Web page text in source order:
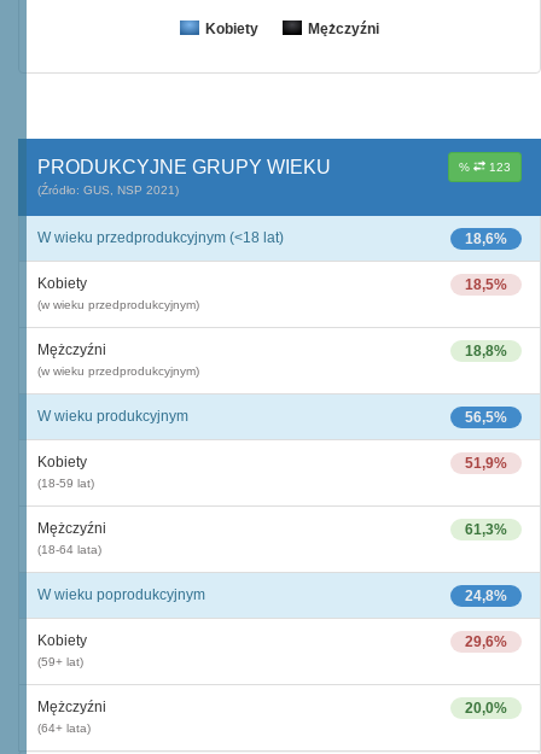
Kobiety Mężczyźni
% 123
PRODUKCYJNE GRUPY WIEKU
(Źródło: GUS, NSP 2021)
18,6%
W wieku przedprodukcyjnym (<18 lat)
18,5%
Kobiety
(w wieku przedprodukcyjnym)
18,8%
Mężczyźni
(w wieku przedprodukcyjnym)
56,5%
W wieku produkcyjnym
51,9%
Kobiety
(18-59 lat)
61,3%
Mężczyźni
(18-64 lata)
24,8%
W wieku poprodukcyjnym
29,6%
Kobiety
(59+ lat)
20,0%
Mężczyźni
(64+ lata)